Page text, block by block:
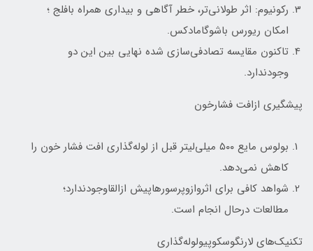
رکونیوم: اثر طولانی‌تر، خطر آگاهی و بیداری همراه بافلج ؛
امکان ریورس باشوگامادکس.
تاکنون مقایسه تصادفی‌سازی شده نهایی بین این دو
وجودندارد.
پیشگیری ازافت فشارخون
بولوس مایع ۵۰۰ میلی‌لیتر قبل از لوله‌گذاری افت فشار خون را
کاهش نمی‌دهد.
شواهد کافی برای اثروازوپرسورهاپیش ازالقاوجودندارد؛
مطالعات درحال انجام است.
تکنیک‌های لارنگوسکوپیولوله‌گذاری